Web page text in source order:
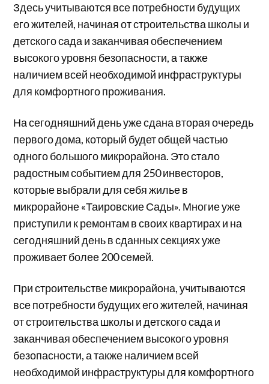
Здесь учитываются все потребности будущих
его жителей, начиная от строительства школы и
детского сада и заканчивая обеспечением
высокого уровня безопасности, а также
наличием всей необходимой инфраструктуры
для комфортного проживания.
На сегодняшний день уже сдана вторая очередь
первого дома, который будет общей частью
одного большого микрорайона. Это стало
радостным событием для 250 инвесторов,
которые выбрали для себя жилье в
микрорайоне «Таировские Сады». Многие уже
приступили к ремонтам в своих квартирах и на
сегодняшний день в сданных секциях уже
проживает более 200 семей.
При строительстве микрорайона, учитываются
все потребности будущих его жителей, начиная
от строительства школы и детского сада и
заканчивая обеспечением высокого уровня
безопасности, а также наличием всей
необходимой инфраструктуры для комфортного